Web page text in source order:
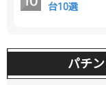
台10選
パチ